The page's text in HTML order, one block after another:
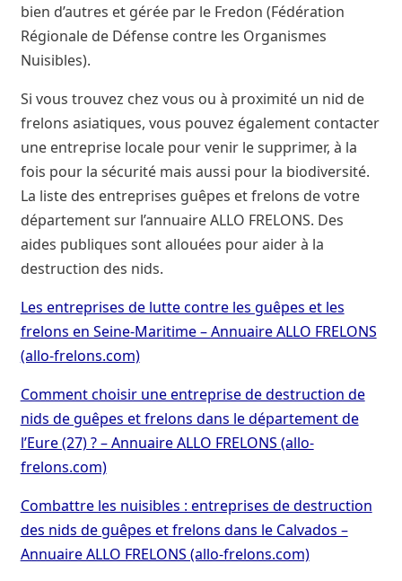
bien d’autres et gérée par le Fredon (Fédération
Régionale de Défense contre les Organismes
Nuisibles).
Si vous trouvez chez vous ou à proximité un nid de
frelons asiatiques, vous pouvez également contacter
une entreprise locale pour venir le supprimer, à la
fois pour la sécurité mais aussi pour la biodiversité.
La liste des entreprises guêpes et frelons de votre
département sur l’annuaire ALLO FRELONS. Des
aides publiques sont allouées pour aider à la
destruction des nids.
Les entreprises de lutte contre les guêpes et les
frelons en Seine-Maritime – Annuaire ALLO FRELONS
(allo-frelons.com)
Comment choisir une entreprise de destruction de
nids de guêpes et frelons dans le département de
l’Eure (27) ? – Annuaire ALLO FRELONS (allo-
frelons.com)
Combattre les nuisibles : entreprises de destruction
des nids de guêpes et frelons dans le Calvados –
Annuaire ALLO FRELONS (allo-frelons.com)